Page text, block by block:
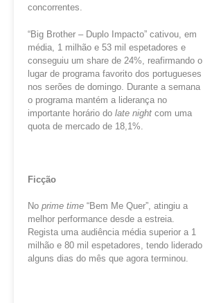
concorrentes.
“Big Brother – Duplo Impacto” cativou, em
média, 1 milhão e 53 mil espetadores e
conseguiu um share de 24%, reafirmando o
lugar de programa favorito dos portugueses
nos serões de domingo. Durante a semana
o programa mantém a liderança no
importante horário do late night com uma
quota de mercado de 18,1%.
Ficção
No prime time “Bem Me Quer”, atingiu a
melhor performance desde a estreia.
Regista uma audiência média superior a 1
milhão e 80 mil espetadores, tendo liderado
alguns dias do mês que agora terminou.